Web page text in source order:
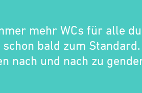
mehr WCs für alle
bald zum
nach und nach zu